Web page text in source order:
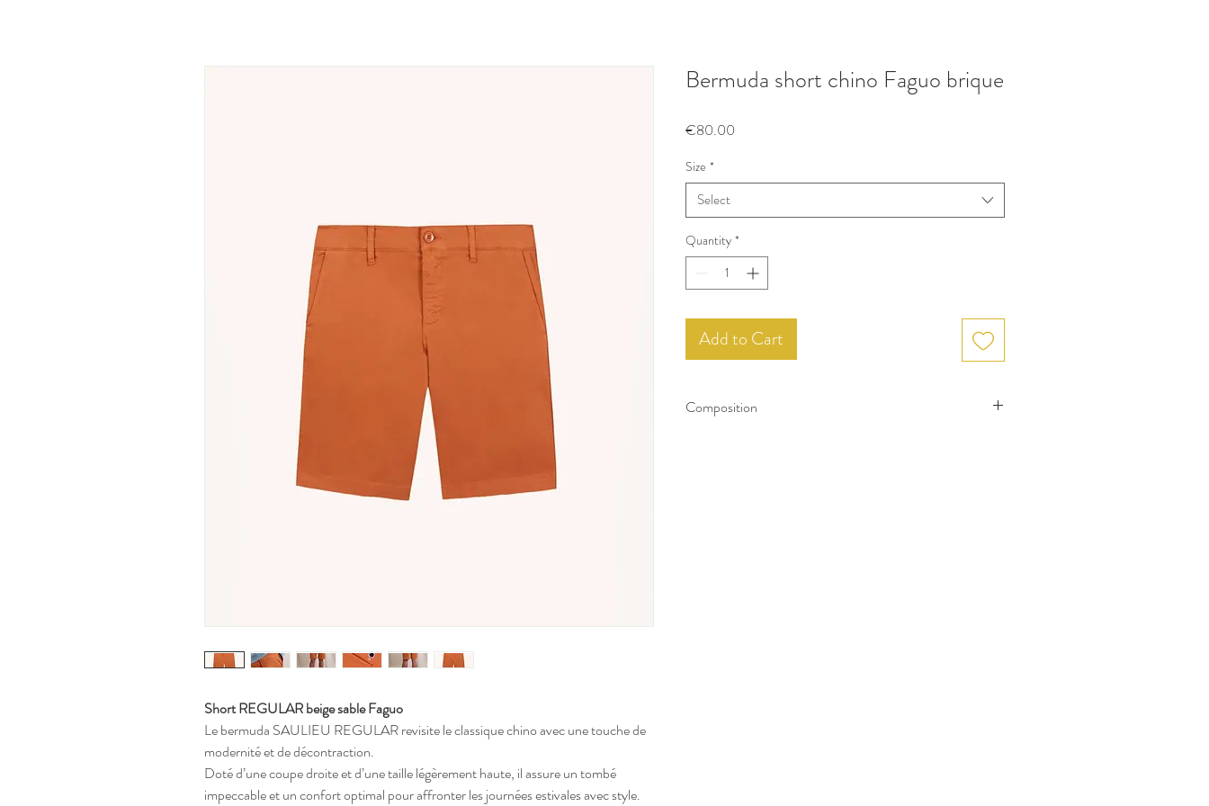
Short REGULAR beige sable Faguo
Le bermuda SAULIEU REGULAR revisite le classique chino avec une touche de
modernité et de décontraction.
Doté d’une coupe droite et d’une taille légèrement haute, il assure un tombé
impeccable et un confort optimal pour affronter les journées estivales avec style.
Bermuda short chino Faguo brique
€80.00
Size *
Select
Quantity *
Add to Cart
Composition